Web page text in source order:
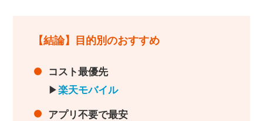
【結論】目的別のおすすめ
コスト最優先
▶︎楽天モバイル
アプリ不要で最安